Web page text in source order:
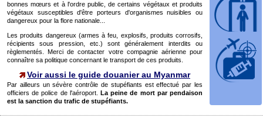
bonnes mœurs et à l'ordre public, de certains végétaux et produits
végétaux susceptibles d'être porteurs d'organismes nuisibles ou
dangereux pour la flore nationale...
Les produits dangereux (armes à feu, explosifs, produits corrosifs,
récipients sous pression, etc.) sont généralement interdits ou
règlementés. Merci de contacter votre compagnie aérienne pour
connaître sa politique concernant le transport de ces produits.
Voir aussi le guide douanier au Myanmar
Par ailleurs un sévère contrôle de stupéfiants est effectué par les
officiers de police de l'aéroport. La peine de mort par pendaison
est la sanction du trafic de stupéfiants.